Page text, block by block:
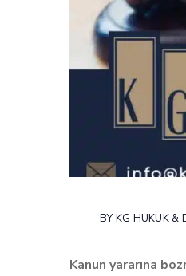
BYKG HUKUK &
Kanun yararına